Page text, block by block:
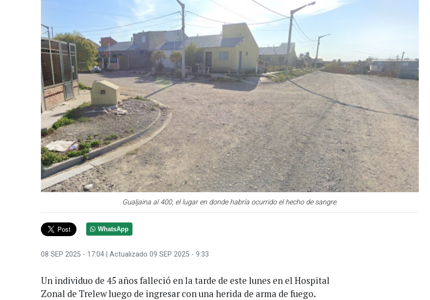
Gualjaina al 400, el lugar en donde habría ocurrido el hecho de sangre.
WhatsApp
08 SEP 2025 - 17:04 | Actualizado 09 SEP 2025 - 9:33
Un individuo de 45 años falleció en la tarde de este lunes en el Hospital
Zonal de Trelew luego de ingresar con una herida de arma de fuego.